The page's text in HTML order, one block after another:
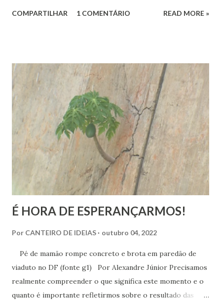
pessoa comum. Essa lenda revela um ser amaldiçoado, que
COMPARTILHAR 1 COMENTÁRIO READ MORE »
É HORA DE ESPERANÇARMOS!
Por CANTEIRO DE IDEIAS outubro 04, 2022
Pé de mamão rompe concreto e brota em paredão de
viaduto no DF (fonte g1) Por Alexandre Júnior Precisamos
realmente compreender o que significa este momento e o
quanto é importante refletirmos sobre o resultado das